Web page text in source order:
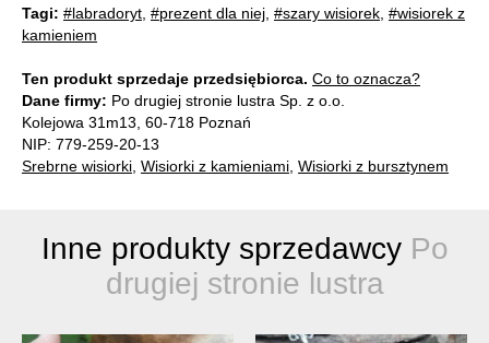
Tagi: #labradoryt #prezent dla niej #szary wisiorek #wisiorek z
kamieniem
Ten produkt sprzedaje przedsiębiorca. Co to oznacza?
Dane firmy: Po drugiej stronie lustra Sp. z o.o.
Kolejowa 31m13, 60-718 Poznań
NIP: 779-259-20-13
Srebrne wisiorki Wisiorki z kamieniami Wisiorki z bursztynem
Inne produkty sprzedawcy Po
drugiej stronie lustra